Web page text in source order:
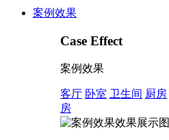
案例效果
Case Effect
案例效果
客厅 卧室 卫生间 厨房
房